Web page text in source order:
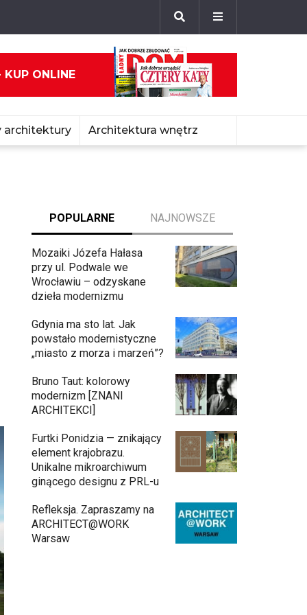
KUP ONLINE
architektury Architektura wnętrz
POPULARNE NAJNOWSZE
Mozaiki Józefa Hałasa
przy ul. Podwale we
Wrocławiu – odzyskane
dzieła modernizmu
Gdynia ma sto lat. Jak
powstało modernistyczne
„miasto z morza i marzeń”?
Bruno Taut: kolorowy
modernizm [ZNANI
ARCHITEKCI]
Furtki Ponidzia — znikający
element krajobrazu.
Unikalne mikroarchiwum
ginącego designu z PRL-u
Refleksja. Zapraszamy na
ARCHITECT@WORK
Warsaw